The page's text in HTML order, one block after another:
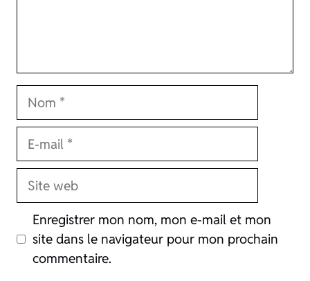
Nom
Site
Enregistrer mon nom, mon e-mail et mon
site dans le navigateur pour mon prochain
commentaire.